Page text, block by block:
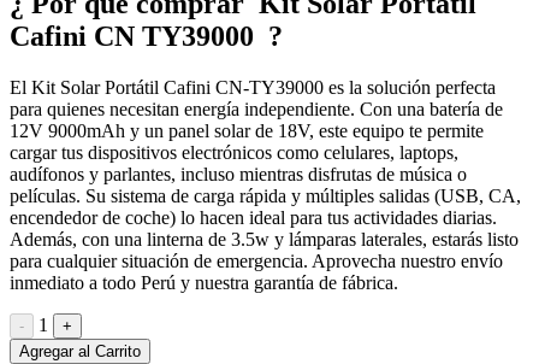
Cafini CN TY39000 ?
El Kit Solar Portátil Cafini CN-TY39000 es la solución perfecta
para quienes necesitan energía independiente. Con una batería de
12V 9000mAh y un panel solar de 18V, este equipo te permite
cargar tus dispositivos electrónicos como celulares, laptops,
audífonos y parlantes, incluso mientras disfrutas de música o
películas. Su sistema de carga rápida y múltiples salidas (USB, CA,
encendedor de coche) lo hacen ideal para tus actividades diarias.
Además, con una linterna de 3.5w y lámparas laterales, estarás listo
para cualquier situación de emergencia. Aprovecha nuestro envío
inmediato a todo Perú y nuestra garantía de fábrica.
- 1
+
Agregar al Carrito